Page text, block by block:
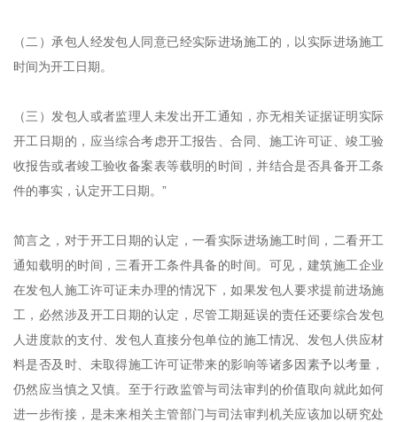
（二）承包人经发包人同意已经实际进场施工的，以实际进场施工
时间为开工日期。
（三）发包人或者监理人未发出开工通知，亦无相关证据证明实际
开工日期的，应当综合考虑开工报告、合同、施工许可证、竣工验
收报告或者竣工验收备案表等载明的时间，并结合是否具备开工条
件的事实，认定开工日期。”
简言之，对于开工日期的认定，一看实际进场施工时间，二看开工
通知载明的时间，三看开工条件具备的时间。可见，建筑施工企业
在发包人施工许可证未办理的情况下，如果发包人要求提前进场施
工，必然涉及开工日期的认定，尽管工期延误的责任还要综合发包
人进度款的支付、发包人直接分包单位的施工情况、发包人供应材
料是否及时、未取得施工许可证带来的影响等诸多因素予以考量，
仍然应当慎之又慎。至于行政监管与司法审判的价值取向就此如何
进一步衔接，是未来相关主管部门与司法审判机关应该加以研究处